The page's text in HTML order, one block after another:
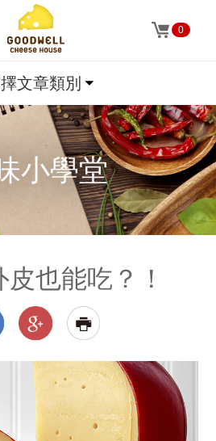
0
小學堂
文章類別
也能吃？！